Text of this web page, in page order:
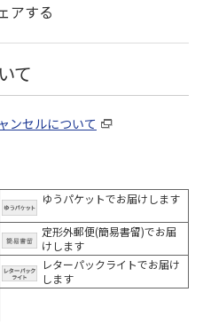
アする
て
ンセルについて
ゆうパケットでお届けします
定形外郵便(簡易書留)でお届
けします
レターパックライトでお届け
します